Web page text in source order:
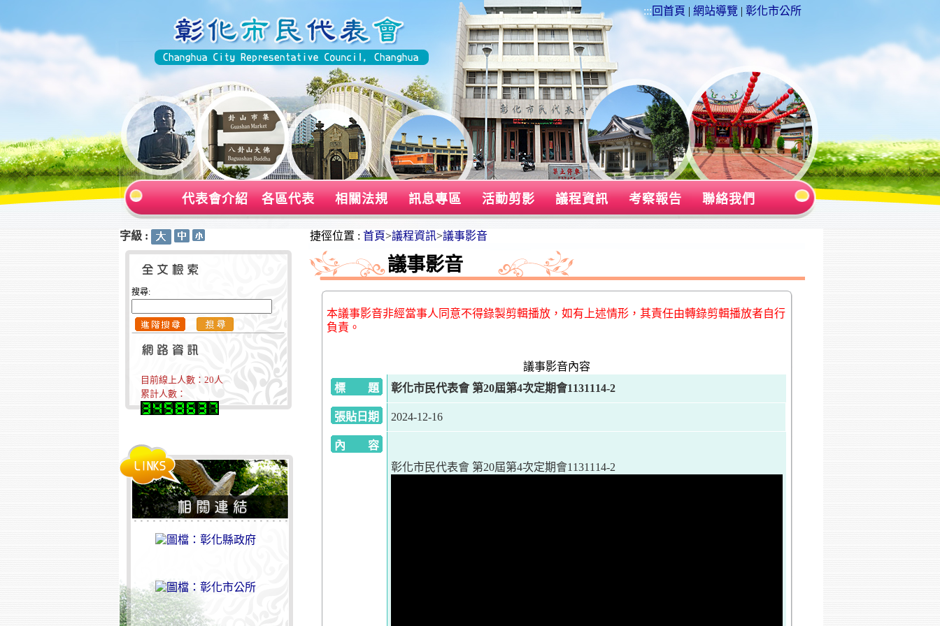
::: 回首頁 | 網站導覽 | 彰化市公所
代表會介紹 各區代表 相關法規 訊息專區 活動剪影 議程資訊 考察報告 聯絡我們
字級 :
搜尋:
目前線上人數： 20人
累計人數：
捷徑位置 : 首頁>議程資訊>議事影音
議事影音
本議事影音非經當事人同意不得錄製剪輯播放，如有上述情形，其責任由轉錄剪輯播放者自行
負責。
議事影音內容
標 題
彰化市民代表會 第20屆第4次定期會1131114-2
張貼日期 2024-12-16
內 容
彰化市民代表會 第20屆第4次定期會1131114-2